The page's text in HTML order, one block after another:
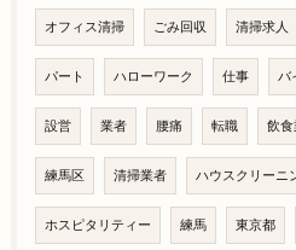
オフィス清掃 ごみ回収 清掃求人
パート ハローワーク 仕事 バ
設営 業者 腰痛 転職 飲食
練馬区 清掃業者 ハウスクリーニ
ホスピタリティー 練馬 東京都